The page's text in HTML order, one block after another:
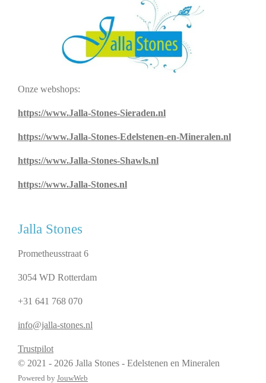
Onze webshops:
https://www.Jalla-Stones-Sieraden.nl
https://www.Jalla-Stones-Edelstenen-en-Mineralen.nl
https://www.Jalla-Stones-Shawls.nl
https://www.Jalla-Stones.nl
Jalla Stones
Prometheusstraat 6
3054 WD Rotterdam
+31 641 768 070
info@jalla-stones.nl
Trustpilot
© 2021 - 2026 Jalla Stones - Edelstenen en Mineralen
Powered by JouwWeb